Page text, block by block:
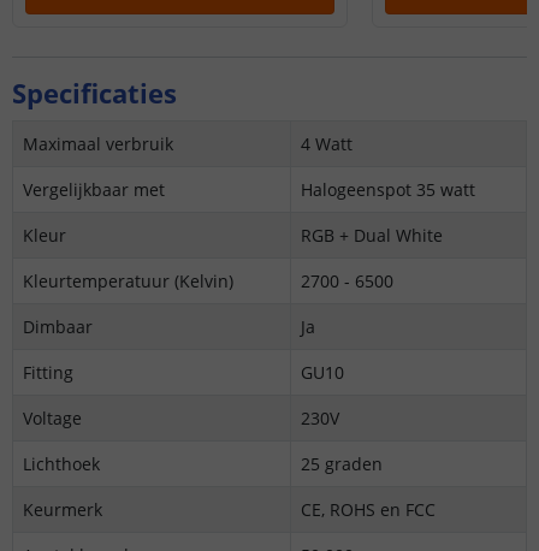
Specificaties
Maximaal verbruik
4 Watt
Vergelijkbaar met
Halogeenspot 35 watt
Kleur
RGB + Dual White
Kleurtemperatuur (Kelvin)
2700 - 6500
Dimbaar
Ja
Fitting
GU10
Voltage
230V
Lichthoek
25 graden
Keurmerk
CE, ROHS en FCC